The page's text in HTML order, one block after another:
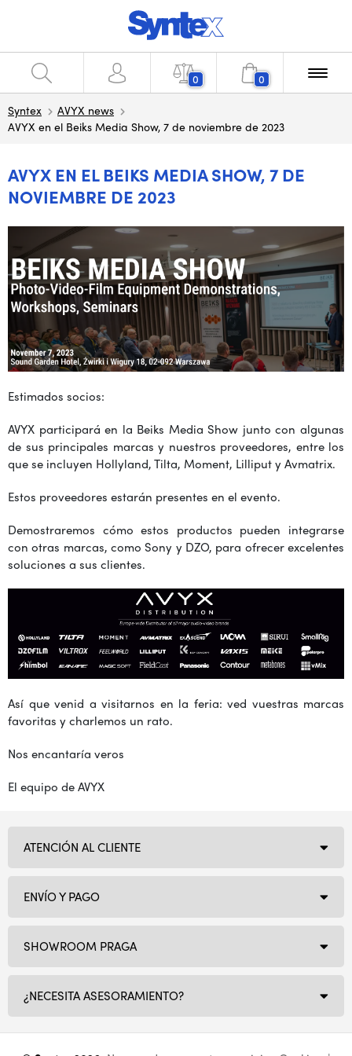
0 0
Syntex
AVYX news
AVYX en el Beiks Media Show, 7 de noviembre de 2023
AVYX EN EL BEIKS MEDIA SHOW, 7 DE
NOVIEMBRE DE 2023
Estimados socios:
AVYX participará en la Beiks Media Show junto con algunas
de sus principales marcas y nuestros proveedores, entre los
que se incluyen Hollyland, Tilta, Moment, Lilliput y Avmatrix.
Estos proveedores estarán presentes en el evento.
Demostraremos cómo estos productos pueden integrarse
con otras marcas, como Sony y DZO, para ofrecer excelentes
soluciones a sus clientes.
Así que venid a visitarnos en la feria: ved vuestras marcas
favoritas y charlemos un rato.
Nos encantaría veros
El equipo de AVYX
SHOWROOM PRAGA
¿NECESITA ASESORAMIENTO?
ATENCIÓN AL CLIENTE
ENVÍO Y PAGO